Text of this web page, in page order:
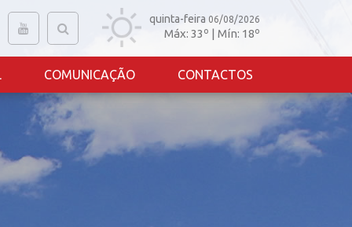
quinta-feira 06/08/2026
Máx: 33º | Mín: 18º
COMUNICAÇÃO CONTACTOS